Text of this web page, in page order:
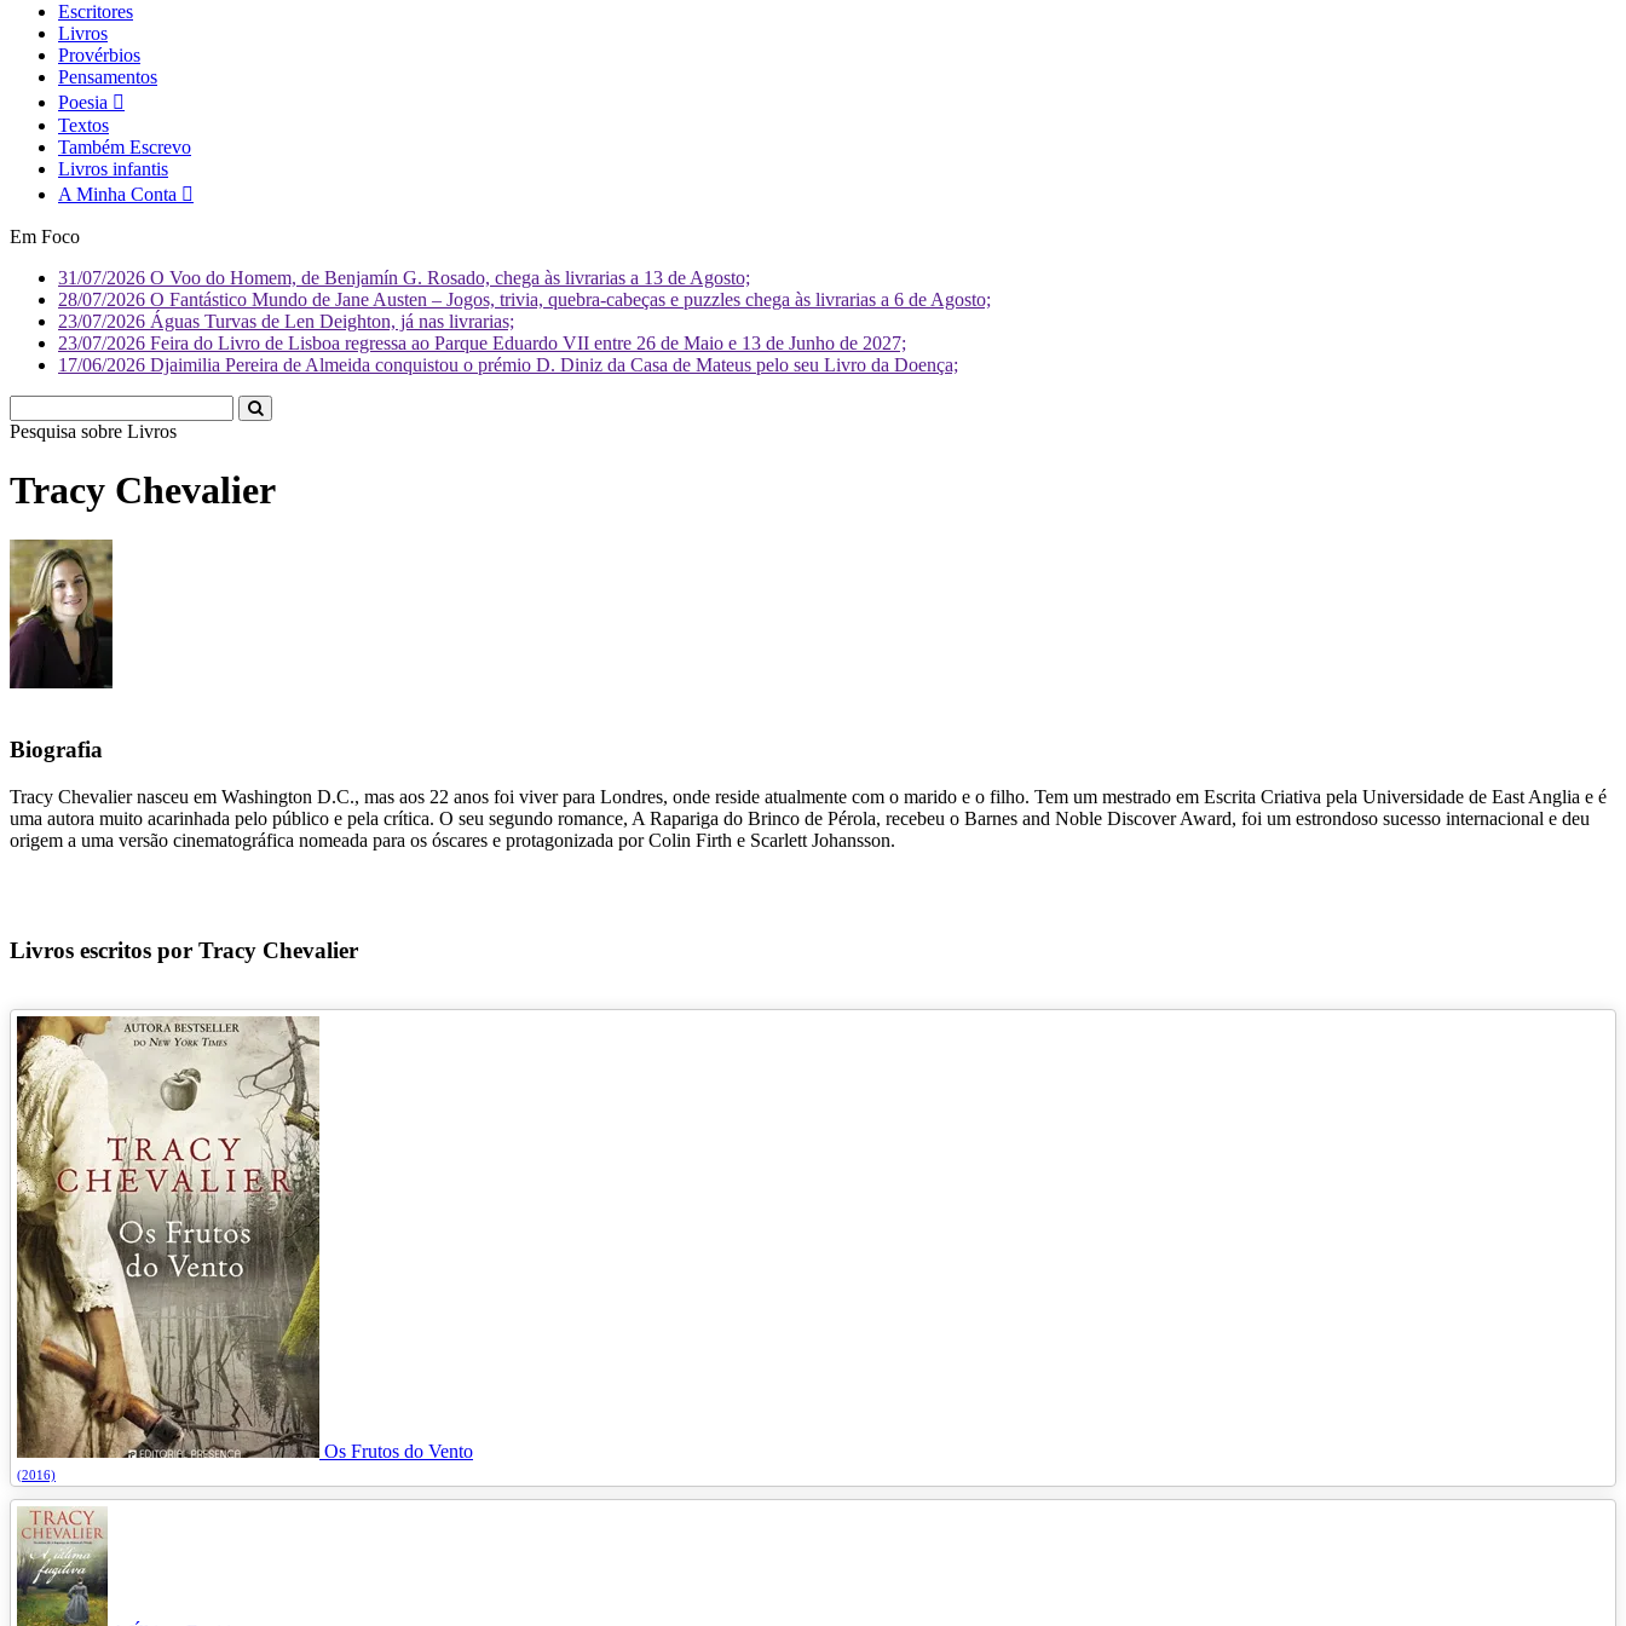
Escritores
Livros
Provérbios
Pensamentos
Poesia
Textos
Também Escrevo
Livros infantis
A Minha Conta
Em Foco
31/07/2026 O Voo do Homem, de Benjamín G. Rosado, chega às livrarias a 13 de Agosto;
28/07/2026 O Fantástico Mundo de Jane Austen – Jogos, trivia, quebra-cabeças e puzzles chega às livrarias a 6 de Agosto;
23/07/2026 Águas Turvas de Len Deighton, já nas livrarias;
23/07/2026 Feira do Livro de Lisboa regressa ao Parque Eduardo VII entre 26 de Maio e 13 de Junho de 2027;
17/06/2026 Djaimilia Pereira de Almeida conquistou o prémio D. Diniz da Casa de Mateus pelo seu Livro da Doença;
Pesquisa sobre L
Tracy Chevalier
Biografia
Tracy Chevalier nasceu em Washington D.C., mas aos 22 anos foi viver para Londres, onde reside atualmente com o marido e o filho. Tem um mestrado em Escrita Criativa pela Universidade de East Anglia e é
uma autora muito acarinhada pelo público e pela crítica. O seu segundo romance, A Rapariga do Brinco de Pérola, recebeu o Barnes and Noble Discover Award, foi um estrondoso sucesso internacional e deu
origem a uma versão cinematográfica nomeada para os óscares e protagonizada por Colin Firth e Scarlett Johansson.
Livros escritos por Tracy Chevalier
Os Frutos do Vento
(2016)